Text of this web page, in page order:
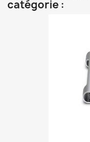
catégorie :